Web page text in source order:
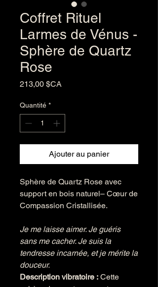
Coffret Rituel
Larmes de Vénus -
Sphère de Quartz
Rose
213,00 $CA
Quantité *
Ajouter au panier
Sphère de Quartz Rose avec
support en bois naturel– Cœur de
Compassion Cristallisée.
Je me laisse aimer. Je guéris
sans me cacher. Je suis la
tendresse incarnée, et je mérite la
douceur.
Description vibratoire : Cette